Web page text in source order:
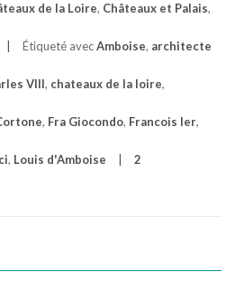
de la Loire, Châteaux et Palais,
Étiqueté avecAmboise, architecte
VIII, chateaux de la loire,
, Fra Giocondo, Francois Ier,
, Louis d'Amboise 2